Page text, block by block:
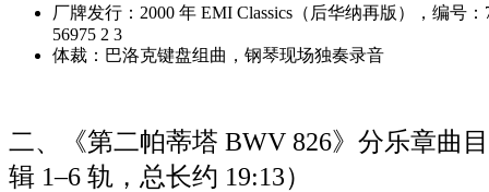
厂牌发行 ：2000 年 EMI Classics（后华纳再版），编号：
56975 2 3
体裁 ：巴洛克键盘组曲，钢琴现场独奏录音
二、《第二帕蒂塔 BWV 826》分乐章曲
辑 1–6 轨，总长约 19:13）